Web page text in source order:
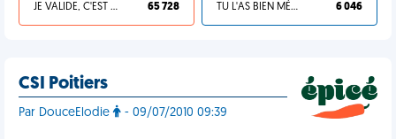
JE VALIDE, C'EST UNE VDM 65 728 TU L'AS BIEN MÉRITÉ 6 046
CSI Poitiers
Par DouceElodie - 09/07/2010 09:39